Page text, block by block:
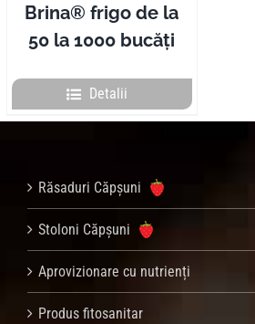
Brina® frigo de la
50 la 1000 bucăți
Detalii
Răsaduri Căpșuni
Stoloni Căpșuni
Aprovizionare cu nutrienți
Produs fitosanitar